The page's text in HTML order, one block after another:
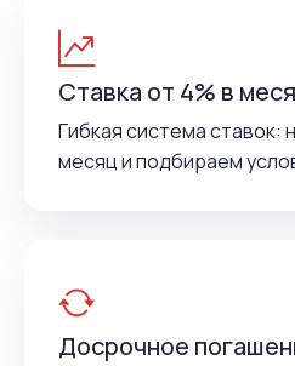
Ставка от 4% в
Гибкая система ставок:
месяц и подбираем
Досрочное